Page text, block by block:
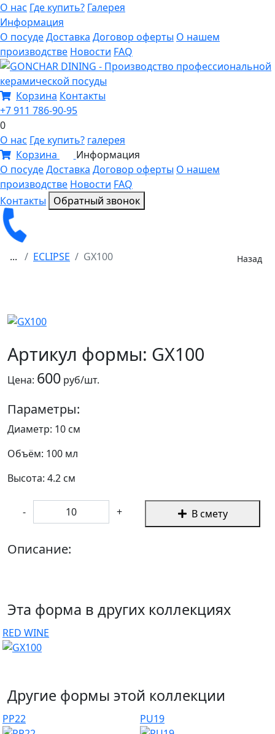
О нас Где купить? Галерея
Информация
О посудеДоставка Договор оферты О нашем
производстве Новости FAQ
Корзина Контакты
+7 911 786-90-95
0
О нас Где купить? галерея
Корзина
Информация
О посудеДоставка Договор оферты О нашем
производстве Новости FAQ
Контакты
Обратный звонок
... ECLIPSE GX100 Назад
Артикул формы: GX100
Цена: 600 руб/шт.
Параметры:
Диаметр: 10 см
Объём: 100 мл
Высота: 4.2 см
- + В смету
Описание:
Эта форма в других коллекциях
RED WINE
Другие формы этой коллекции
PP22 PU19